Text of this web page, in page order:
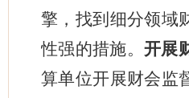
擎，找到细分领域
性强的措施。 开展
算单位开展财会监